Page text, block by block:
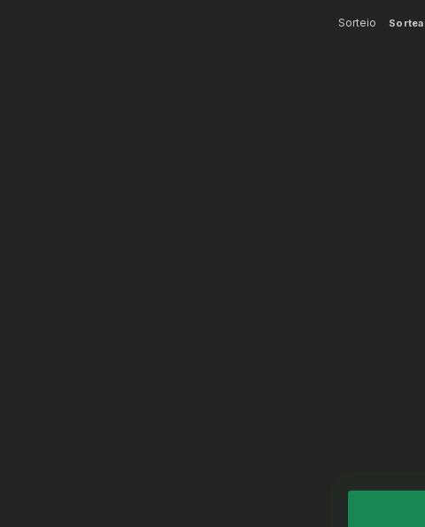
Sorteio